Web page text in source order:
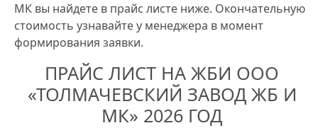
МК вы найдете в прайс листе ниже. Окончательную
стоимость узнавайте у менеджера в момент
формирования заявки.
ПРАЙС ЛИСТ НА ЖБИ ООО
«ТОЛМАЧЕВСКИЙ ЗАВОД ЖБ И
МК» 2026 ГОД